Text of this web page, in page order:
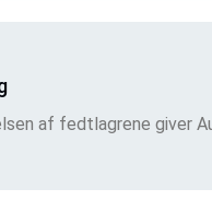
af fedtlagrene giver